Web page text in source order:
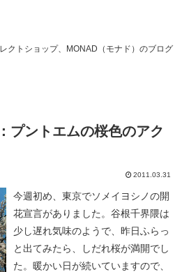
クトショップ、MONAD（モナド）のブログ
プントエムの桜色のアク
2011.03.31
今週初め、東京でソメイヨシノの開
花宣言がありました。谷根千界隈は
少し遅れ気味のようで、昨日ふらっ
と出てみたら、しだれ桜が満開でし
た。暖かい日が続いていますので、